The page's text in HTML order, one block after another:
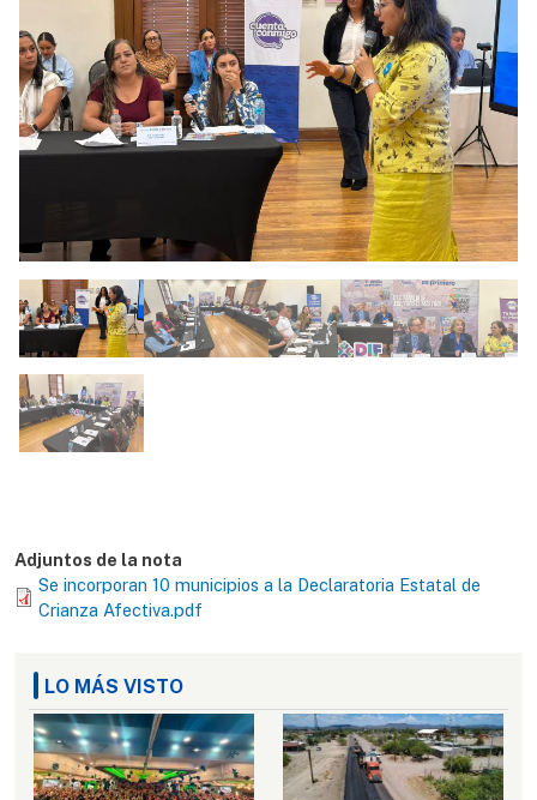
Adjuntos de la nota
Se incorporan 10 municipios a la Declaratoria Estatal de
Crianza Afectiva.pdf
LO MÁS VISTO